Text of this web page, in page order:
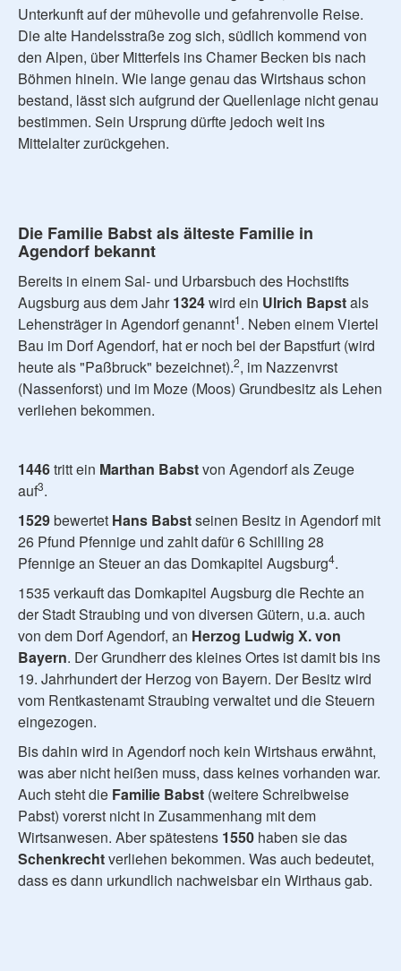
Unterkunft auf der mühevolle und gefahrenvolle Reise.
Die alte Handelsstraße zog sich, südlich kommend von
den Alpen, über Mitterfels ins Chamer Becken bis nach
Böhmen hinein. Wie lange genau das Wirtshaus schon
bestand, lässt sich aufgrund der Quellenlage nicht genau
bestimmen. Sein Ursprung dürfte jedoch weit ins
Mittelalter zurückgehen.
Die Familie Babst als älteste Familie in
Agendorf bekannt
Bereits in einem Sal- und Urbarsbuch des Hochstifts
Augsburg aus dem Jahr1324wird ein Ulrich Bapstals
Lehensträger in Agendorf genannt1. Neben einem Viertel
Bau im Dorf Agendorf, hat er noch bei der Bapstfurt (wird
heute als "Paßbruck" bezeichnet).2, im Nazzenvrst
(Nassenforst) und im Moze (Moos) Grundbesitz als Lehen
verliehen bekommen.
1446tritt ein Marthan Babstvon Agendorf als Zeuge
auf3.
1529bewertet Hans Babstseinen Besitz in Agendorf mit
26 Pfund Pfennige und zahlt dafür 6 Schilling 28
Pfennige an Steuer an das Domkapitel Augsburg4.
1535 verkauft das Domkapitel Augsburg die Rechte an
der Stadt Straubing und von diversen Gütern, u.a. auch
von dem Dorf Agendorf, an Herzog Ludwig X. von
Bayern. Der Grundherr des kleines Ortes ist damit bis ins
19. Jahrhundert der Herzog von Bayern. Der Besitz wird
vom Rentkastenamt Straubing verwaltet und die Steuern
eingezogen.
Bis dahin wird in Agendorf noch kein Wirtshaus erwähnt,
was aber nicht heißen muss, dass keines vorhanden war.
Auch steht die Familie Babst (weitere Schreibweise
Pabst) vorerst nicht in Zusammenhang mit dem
Wirtsanwesen. Aber spätestens 1550 haben sie das
Schenkrechtverliehen bekommen. Was auch bedeutet,
dass es dann urkundlich nachweisbar ein Wirthaus gab.